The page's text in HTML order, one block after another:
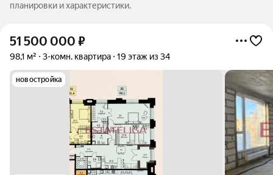
планировки и характеристики.
51 500 000 ₽
98,1 м² 3-комн. квартира 19 этаж из 34
новостройка